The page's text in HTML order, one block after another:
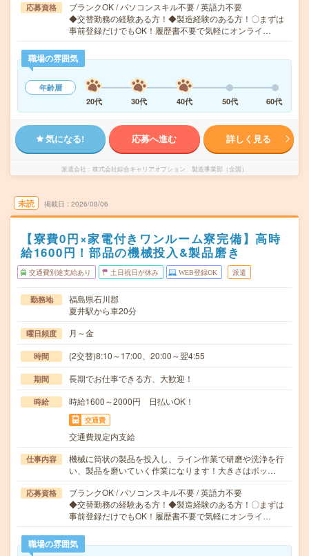
応募資格
ブランクOK / パソコンスキル不要 / 英語力不要
◆交替勤務の経験ある方！◆製造経験のある方！〇まずは
事前登録だけでもOK！履歴書不要で気軽にオンライ…
職場の雰囲気
年齢層
20代
30代 40代 50代 60代
気になる! 応募へ進む 詳しく見る
派遣会社 株式会社綜合キャリアオプション 製造事業部（全国）
未読 掲載日 2026/08/06
【寮費0円×家電付きワンルーム寮完備】高時
給1600円！部品の機械投入&製品磨き
交通費別途支給あり 土日祝日が休み WEB登録OK 派遣
勤務地
福島県石川郡
夏井駅から車20分
曜日頻度 月～金
時間 (2交替)8:10～17:00、20:00～翌4:55
期間 長期でお仕事できる方、大歓迎！
時給 時給1600～2000円 日払いOK！
交通費
交通費規定内支給
仕事内容
機械に筒状の製品を投入し、ライン作業で研磨や洗浄を行
い、製品を磨いていく作業になります！大きさはボッ…
応募資格
ブランクOK / パソコンスキル不要 / 英語力不要
◆交替勤務の経験ある方！◆製造経験のある方！〇まずは
事前登録だけでもOK！履歴書不要で気軽にオンライ…
職場の雰囲気